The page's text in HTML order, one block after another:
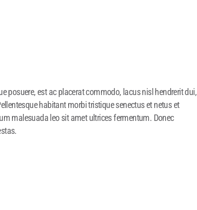
posuere, est ac placerat commodo, lacus nisl hendrerit dui,
habitant morbi tristique senectus et netus et
malesuada leo sit amet ultrices fermentum. Donec